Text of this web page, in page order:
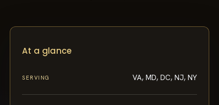
At a glance
SERVING VA, MD, DC, NJ, NY